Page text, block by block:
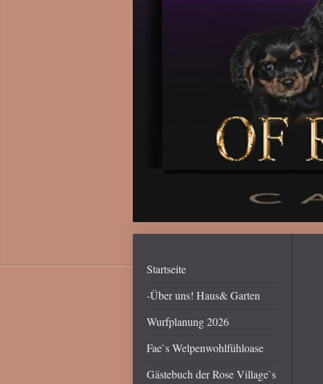
Startseite
-Über uns! Haus& Garten
Wurfplanung 2026
Fae`s Welpenwohlfühloase
Gästebuch der Rose Village`s